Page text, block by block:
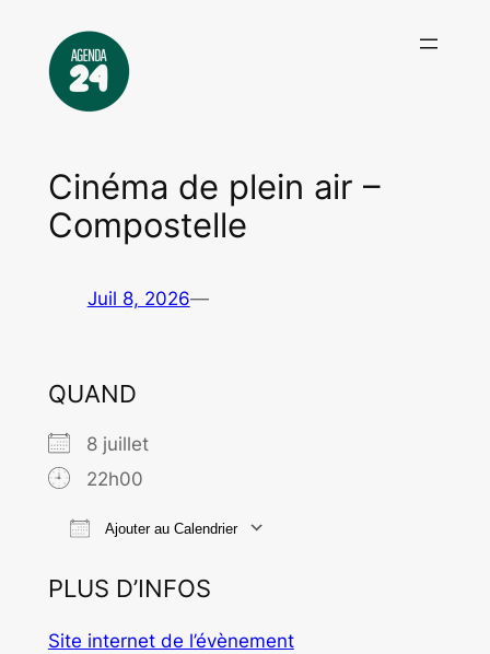
contenu
Cinéma de plein air –
Compostelle
Juil 8, 2026—
QUAND
8 juillet
22h00
Ajouter au Calendrier
PLUS D’INFOS
Site internet de l’évènement